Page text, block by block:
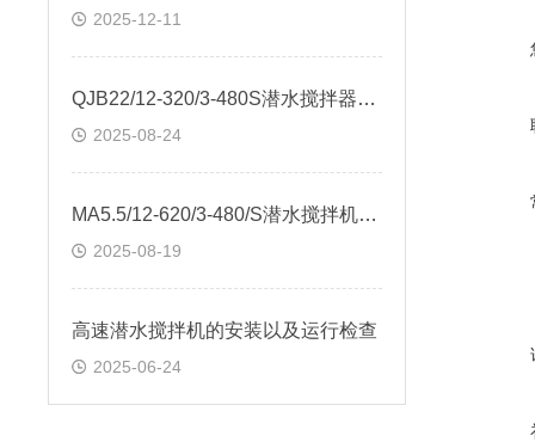
2025-12-11
QJB22/12-320/3-480S潜水搅拌器试验报告
2025-08-24
MA5.5/12-620/3-480/S潜水搅拌机悬挂式安装
2025-08-19
高速潜水搅拌机的安装以及运行检查
2025-06-24